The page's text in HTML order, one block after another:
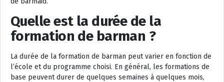
Quelle est la durée de la
formation de barman ?
La durée de la formation de barman peut varier en fonction de
l’école et du programme choisi. En général, les formations de
base peuvent durer de quelques semaines à quelques mois,